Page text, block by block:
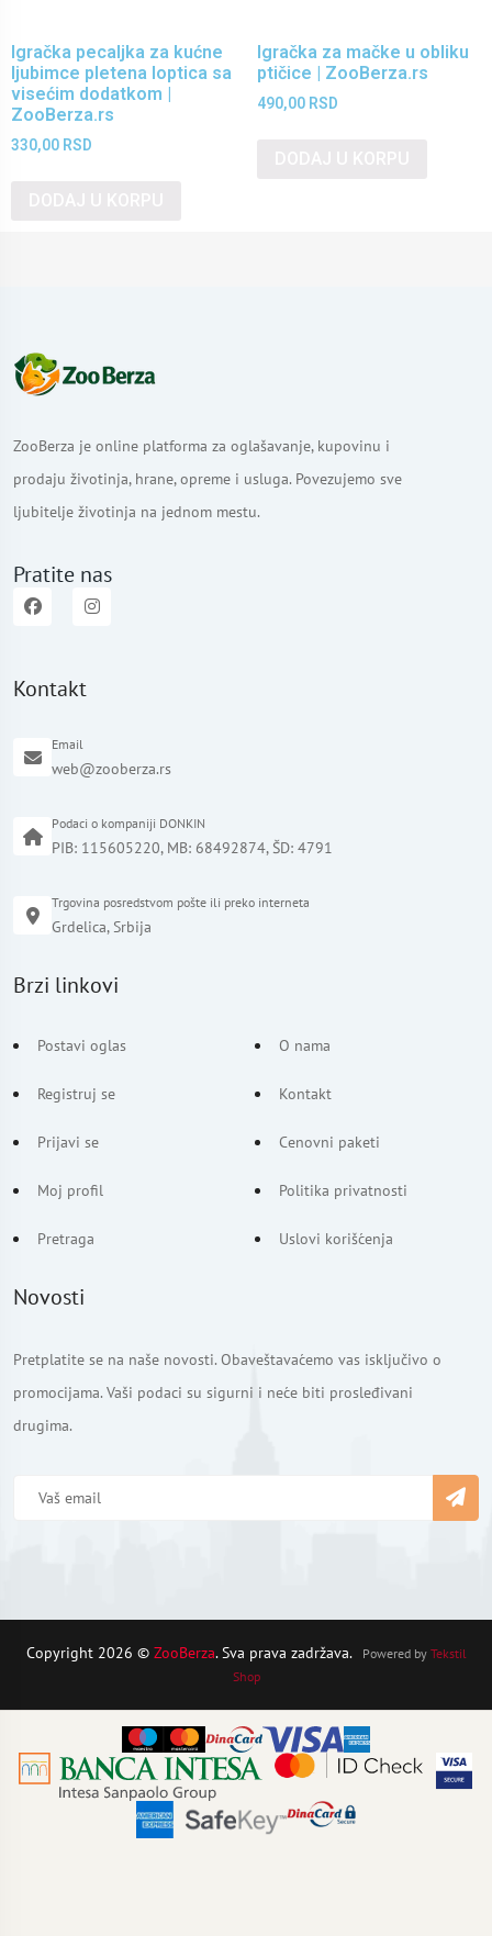
Igračka pecaljka za kućne
ljubimce pletena loptica sa
visećim dodatkom |
ZooBerza.rs
330,00 RSD
Igračka za mačke u obliku
ptičice | ZooBerza.rs
490,00 RSD
ZooBerza je online platforma za oglašavanje, kupovinu i
prodaju životinja, hrane, opreme i usluga. Povezujemo sve
ljubitelje životinja na jednom mestu.
Pratite nas
Kontakt
Email
web@zooberza.rs
Podaci o kompaniji DONKIN
PIB: 115605220, MB: 68492874, ŠD: 4791
Trgovina posredstvom pošte ili preko interneta
Grdelica, Srbija
Brzi linkovi
Postavi oglas
Registruj se
Prijavi se
Moj profil
Pretraga
O nama
Kontakt
Cenovni paketi
Politika privatnosti
Uslovi korišćenja
Novosti
Pretplatite se na naše novosti. Obaveštavaćemo vas isključivo o
promocijama. Vaši podaci su sigurni i neće biti prosleđivani
drugima.
Copyright 2026 © ZooBerza. Sva prava zadržava. Powered by Tekstil
Shop